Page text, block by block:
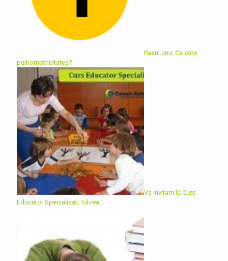
Pasul unu: Ce este
psihomotricitatea?
Va invitam la Curs
Educator Specializat, Tulcea